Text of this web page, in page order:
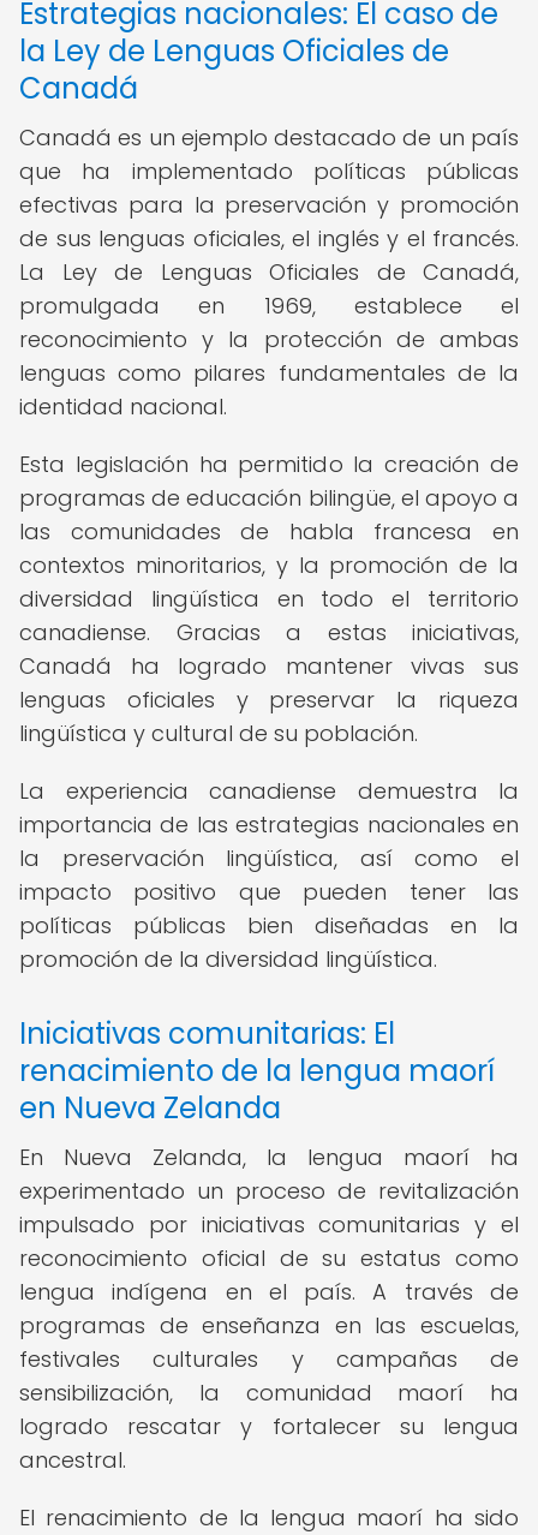
Estrategias nacionales: El caso de
la Ley de Lenguas Oficiales de
Canadá
Canadá es un ejemplo destacado de un país
que ha implementado políticas públicas
efectivas para la preservación y promoción
de sus lenguas oficiales, el inglés y el francés.
La Ley de Lenguas Oficiales de Canadá,
promulgada en 1969, establece el
reconocimiento y la protección de ambas
lenguas como pilares fundamentales de la
identidad nacional.
Esta legislación ha permitido la creación de
programas de educación bilingüe, el apoyo a
las comunidades de habla francesa en
contextos minoritarios, y la promoción de la
diversidad lingüística en todo el territorio
canadiense. Gracias a estas iniciativas,
Canadá ha logrado mantener vivas sus
lenguas oficiales y preservar la riqueza
lingüística y cultural de su población.
La experiencia canadiense demuestra la
importancia de las estrategias nacionales en
la preservación lingüística, así como el
impacto positivo que pueden tener las
políticas públicas bien diseñadas en la
promoción de la diversidad lingüística.
Iniciativas comunitarias: El
renacimiento de la lengua maorí
en Nueva Zelanda
En Nueva Zelanda, la lengua maorí ha
experimentado un proceso de revitalización
impulsado por iniciativas comunitarias y el
reconocimiento oficial de su estatus como
lengua indígena en el país. A través de
programas de enseñanza en las escuelas,
festivales culturales y campañas de
sensibilización, la comunidad maorí ha
logrado rescatar y fortalecer su lengua
ancestral.
El renacimiento de la lengua maorí ha sido